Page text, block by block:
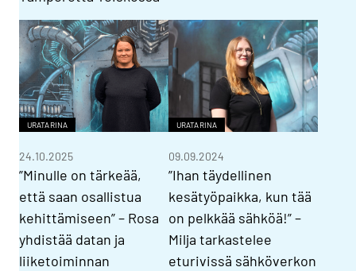
URATARINA
”Minulle on tärkeää,
että saan osallistua
kehittämiseen” – Rosa
yhdistää datan ja
liiketoiminnan
24.10.2025
URATARINA
”Ihan täydellinen
kesätyöpaikka, kun tää
on pelkkää sähköä!” –
Milja tarkastelee
eturivissä sähköverkon
09.09.2024